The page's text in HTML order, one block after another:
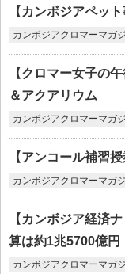
【カンボジアペッ
カンボジアクロマーマガ
【クロマー女子の
＆アクアリウム
カンボジアクロマーマガ
【アンコール補習
カンボジアクロマーマガ
【カンボジア経済
算は約1兆5700億円
カンボジアクロマーマガ